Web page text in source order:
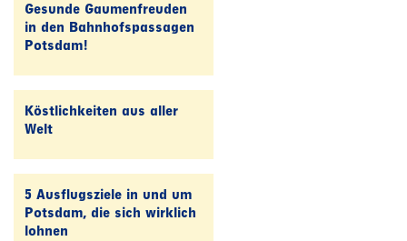
Gesunde Gaumenfreuden
in den Bahnhofspassagen
Potsdam!
Köstlichkeiten aus aller
Welt
5 Ausflugsziele in und um
Potsdam, die sich wirklich
lohnen